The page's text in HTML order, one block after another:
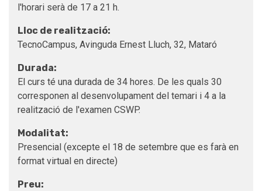
l'horari serà de 17 a 21 h.
Lloc de realització:
TecnoCampus, Avinguda Ernest Lluch, 32, Mataró
Durada:
El curs té una durada de 34 hores. De les quals 30
corresponen al desenvolupament del temari i 4 a la
realització de l'examen CSWP.
Modalitat:
Presencial (excepte el 18 de setembre que es farà en
format virtual en directe)
Preu: